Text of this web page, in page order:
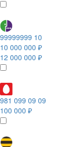
99999999 10
10 000 000 ₽
12 000 000 ₽
981 099 09 09
100 000 ₽